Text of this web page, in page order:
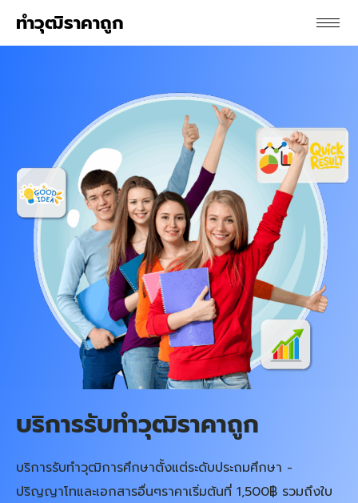
ทําวุฒิราคาถูก
บริการรับทําวุฒิราคาถูก
บริการรับทำวุฒิการศึกษาตั้งแต่ระดับประถมศึกษา -
ปริญญาโทและเอกสารอื่นๆราคาเริ่มต้นที่ 1,500฿ รวมถึงใบ